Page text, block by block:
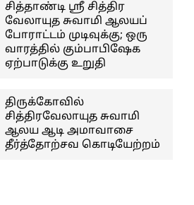
சித்தாண்டி ஸ்ரீ சித்திர
வேலாயுத சுவாமி ஆலயப்
போராட்டம் முடிவுக்கு; ஒரு
வாரத்தில் கும்பாபிஷேக
ஏற்பாடுக்கு உறுதி
திருக்கோவில்
சித்திரவேலாயுத சுவாமி
ஆலய ஆடி அமாவாசை
தீர்த்தோற்சவ கொடியேற்றம்